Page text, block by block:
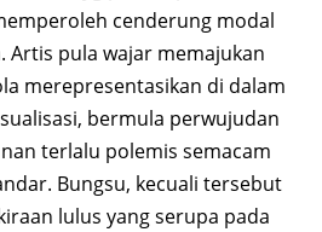
cenderung modal
Artis pula wajar memajukan
merepresentasikan di dalam
bermula perwujudan
terlalu polemis semacam
Bungsu, kecuali tersebut
lulus yang serupa pada